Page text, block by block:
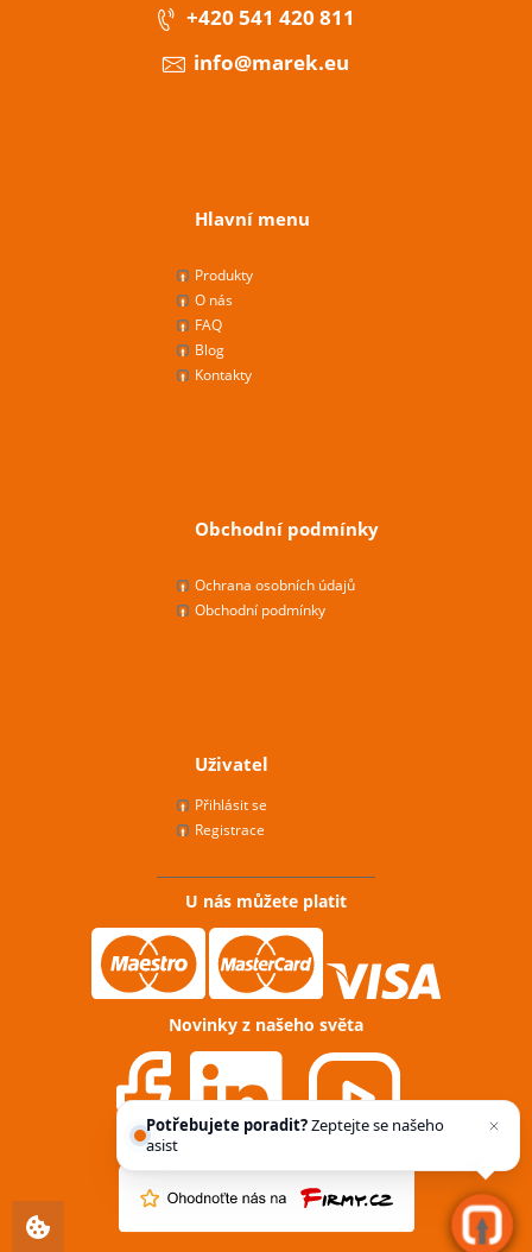
+420 541 420 811
info@marek.eu
Hlavní menu
Produkty
O nás
FAQ
Blog
Kontakty
Obchodní podmínky
Ochrana osobních údajů
Obchodní podmínky
Uživatel
Přihlásit se
Registrace
U nás můžete platit
Novinky z našeho světa
Potřebujete poradit?Zeptejte se našeho
asistenta